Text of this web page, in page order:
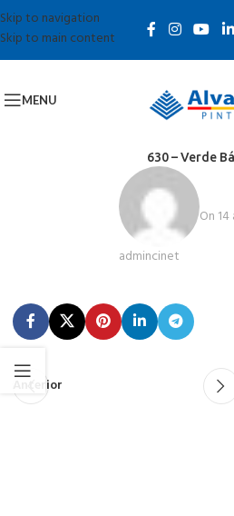
Skip to navigation
Skip to main content
MENU
630 – Verde
admincinet
On
Anterior